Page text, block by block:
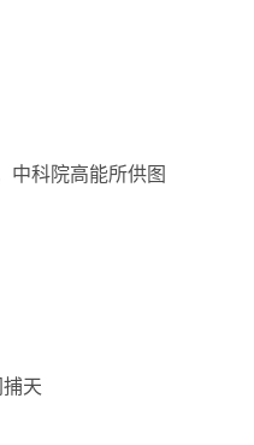
科院高能所供图
天